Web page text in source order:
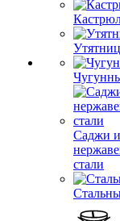
Саджи
стали